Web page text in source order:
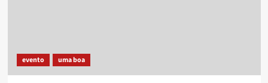
evento uma boa